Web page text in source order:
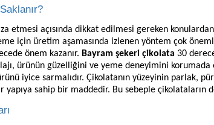
etmesi açısında dikkat edilmesi gereken
için üretim aşamasında izlenen yöntem çok
önem kazanır. Bayram şekeri çikolata 30
ürünün güzelliğini ve yeme deneyimini
iyice sarmalıdır. Çikolatanın yüzeyinin parlak,
yapıya sahip bir maddedir. Bu sebeple çikolataların